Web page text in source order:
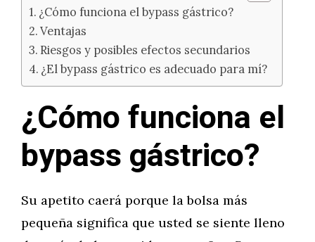
¿Cómo funciona el bypass gástrico?
Ventajas
Riesgos y posibles efectos secundarios
¿El bypass gástrico es adecuado para mí?
¿Cómo funciona el
bypass gástrico?
Su apetito caerá porque la bolsa más
pequeña significa que usted se siente lleno